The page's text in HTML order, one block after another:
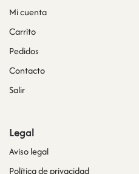
Mi cuenta
Carrito
Pedidos
Contacto
Salir
Legal
Aviso legal
Política de privacidad